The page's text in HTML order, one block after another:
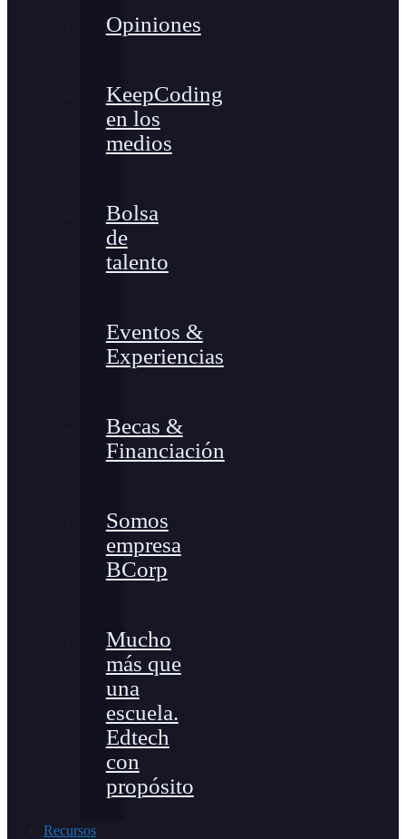
Opiniones
KeepCoding
en los
medios
Bolsa
de
talento
Eventos &
Experiencias
Becas &
Financiación
Somos
empresa
BCorp
Mucho
más que
una
escuela.
Edtech
con
propósito
Recursos